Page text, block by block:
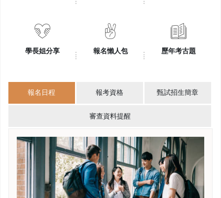
學長姐分享 報名懶人包 歷年考古題
報名日程 報考資格 甄試招生簡章
審查資料提醒